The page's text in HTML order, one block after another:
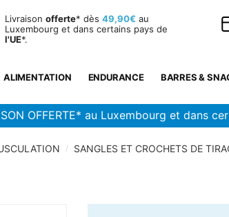
Livraison offerte* dès 49,90€ au
Luxembourg et dans certains pays de
l'UE*.
ALIMENTATION ENDURANCE BARRES &
OFFERTE* au Luxembourg et dans
/ SANGLES ET CROCHETS DE